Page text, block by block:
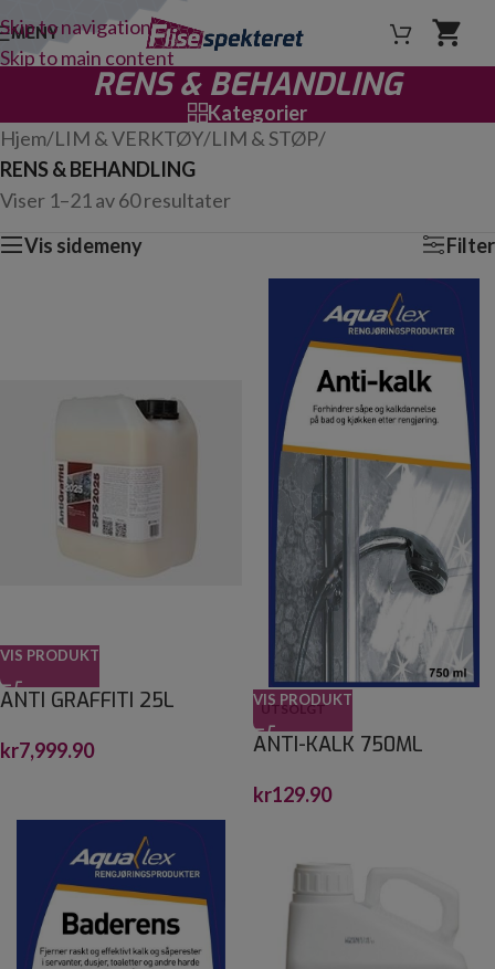
Skip to navigation
Skip to main content
MENY
RENS & BEHANDLING
Kategorier
Hjem/LIM & VERKTØY/LIM & STØP/
RENS & BEHANDLING
Viser 1–21 av 60 resultater
Vis sidemeny
Filter
VIS PRODUKT
ANTI GRAFFITI 25L
kr7,999.90
UTSOLGT
VIS PRODUKT
ANTI-KALK 750ML
kr129.90